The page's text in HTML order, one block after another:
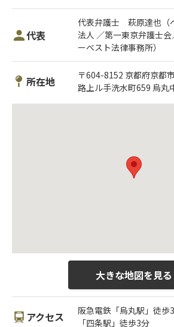
代表
代表弁護士 萩原達也（
法人 ／第一東京弁護士
ーベスト法律事務所）
所在地
〒604-8152 京都府京都
路上ル手洗水町659 烏丸
大きな地図を見る
アクセス
阪急電鉄「烏丸駅」徒歩
「四条駅」徒歩3分